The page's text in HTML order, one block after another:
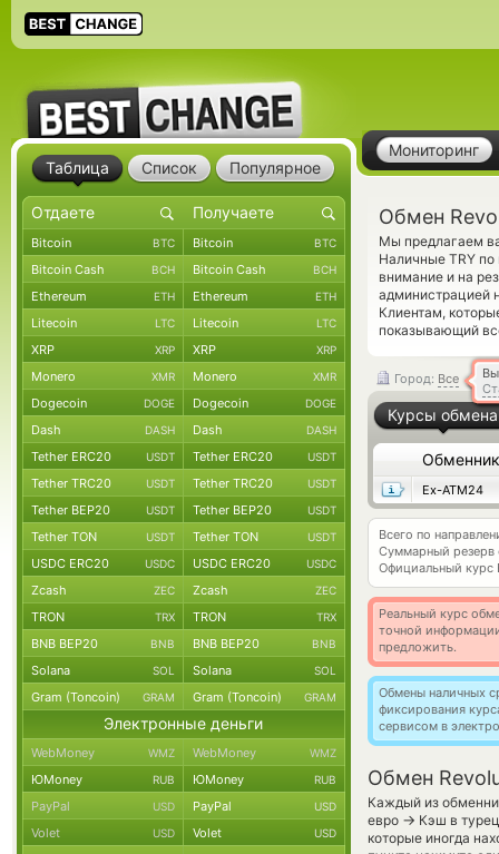
Мониторинг
Обмен
Мы предлагаем
Наличные TRY
внимание и на
администрацией
Клиентам,
показывающий
Город: Все
Курсы обмена
Обменник
Ex-ATM24
Всего по
Суммарный резерв
Официальный курс
Реальный курс
точной
предложить.
Обмены наличных
фиксирования
сервисом в
Обмен
Каждый из
евро → Кэш в
которые иногда
Таблица Список Популярное
Bitcoin BTC Bitcoin BTC
Bitcoin Cash BCH Bitcoin Cash BCH
Ethereum ETH Ethereum ETH
Litecoin LTC Litecoin LTC
XRP XRP XRP XRP
Monero XMR Monero XMR
Dogecoin DOGE Dogecoin DOGE
Dash DASH Dash DASH
Tether ERC20 USDT Tether ERC20 USDT
Tether TRC20 USDT Tether TRC20 USDT
Tether BEP20 USDT Tether BEP20 USDT
Tether TON USDT Tether TON USDT
USDC ERC20 USDC USDC ERC20 USDC
Zcash ZEC Zcash ZEC
TRON TRX TRON TRX
BNB BEP20 BNB BNB BEP20 BNB
Solana SOL Solana SOL
Gram (Toncoin) GRAM Gram (Toncoin) GRAM
Электронные деньги
WebMoney WMZ WebMoney WMZ
ЮMoney RUB ЮMoney RUB
PayPal USD PayPal USD
Volet USD Volet USD